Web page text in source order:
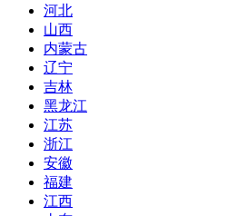
河北
山西
内蒙古
辽宁
吉林
黑龙江
江苏
浙江
安徽
福建
江西